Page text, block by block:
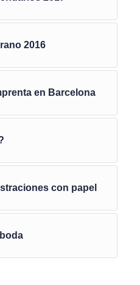
2016
en Barcelona
con papel